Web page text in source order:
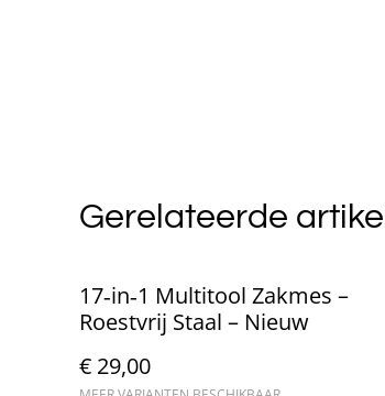
Gerelateerde
17‑in‑1 Multitool Zakmes –
Roestvrij Staal – Nieuw
€ 29,00